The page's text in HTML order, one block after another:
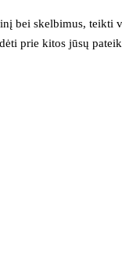
bei skelbimus,
prie kitos jūsų